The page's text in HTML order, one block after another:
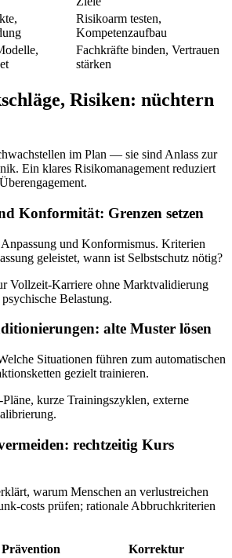
Risikoarm testen,
Kompetenzaufbau
Fachkräfte binden, Vertrauen
stärken
Risiken: nüchtern
im Plan — sie sind Anlass zur
Ein klares Risikomanagement reduziert
Konformität: Grenzen setzen
und Konformismus. Kriterien
geleistet, wann ist Selbstschutz nötig?
Vollzeit‑Karriere ohne Marktvalidierung
Belastung.
alte Muster lösen
Situationen führen zum automatischen
gezielt trainieren.
kurze Trainingszyklen, externe
rechtzeitig Kurs
warum Menschen an verlustreichen
prüfen; rationale Abbruchkriterien
Prävention
Korrektur